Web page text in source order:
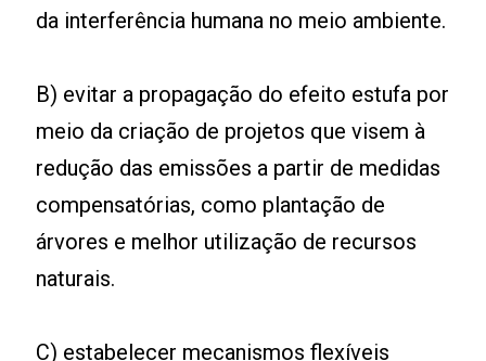
da interferência humana no meio ambiente.
B) evitar a propagação do efeito estufa por
meio da criação de projetos que visem à
redução das emissões a partir de medidas
compensatórias, como plantação de
árvores e melhor utilização de recursos
naturais.
C) estabelecer mecanismos flexíveis